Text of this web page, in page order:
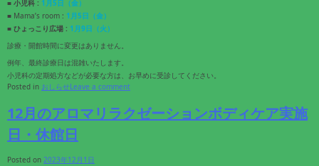
■ 小児科 : 1月5日（金）
■ Mama’s room : 1月5日（金）
■ ひょっこり広場 : 1月9日（火）
診療・開館時間に変更はありません。
例年、最終診療日は混雑いたします。
小児科の定期処方などが必要な方は、お早めに受診してください。
Posted in おしらせLeave a comment
12月のアロマリラクゼーションボディケア実施
日・休館日
Posted on 2023年12月1日